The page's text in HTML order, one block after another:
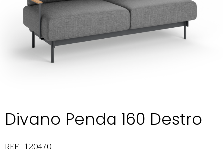
Divano Penda 160 Destro
REF_ 120470